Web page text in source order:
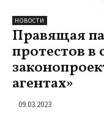
НОВОСТИ
Правящая
протестов в
агентах»
09.03.2023